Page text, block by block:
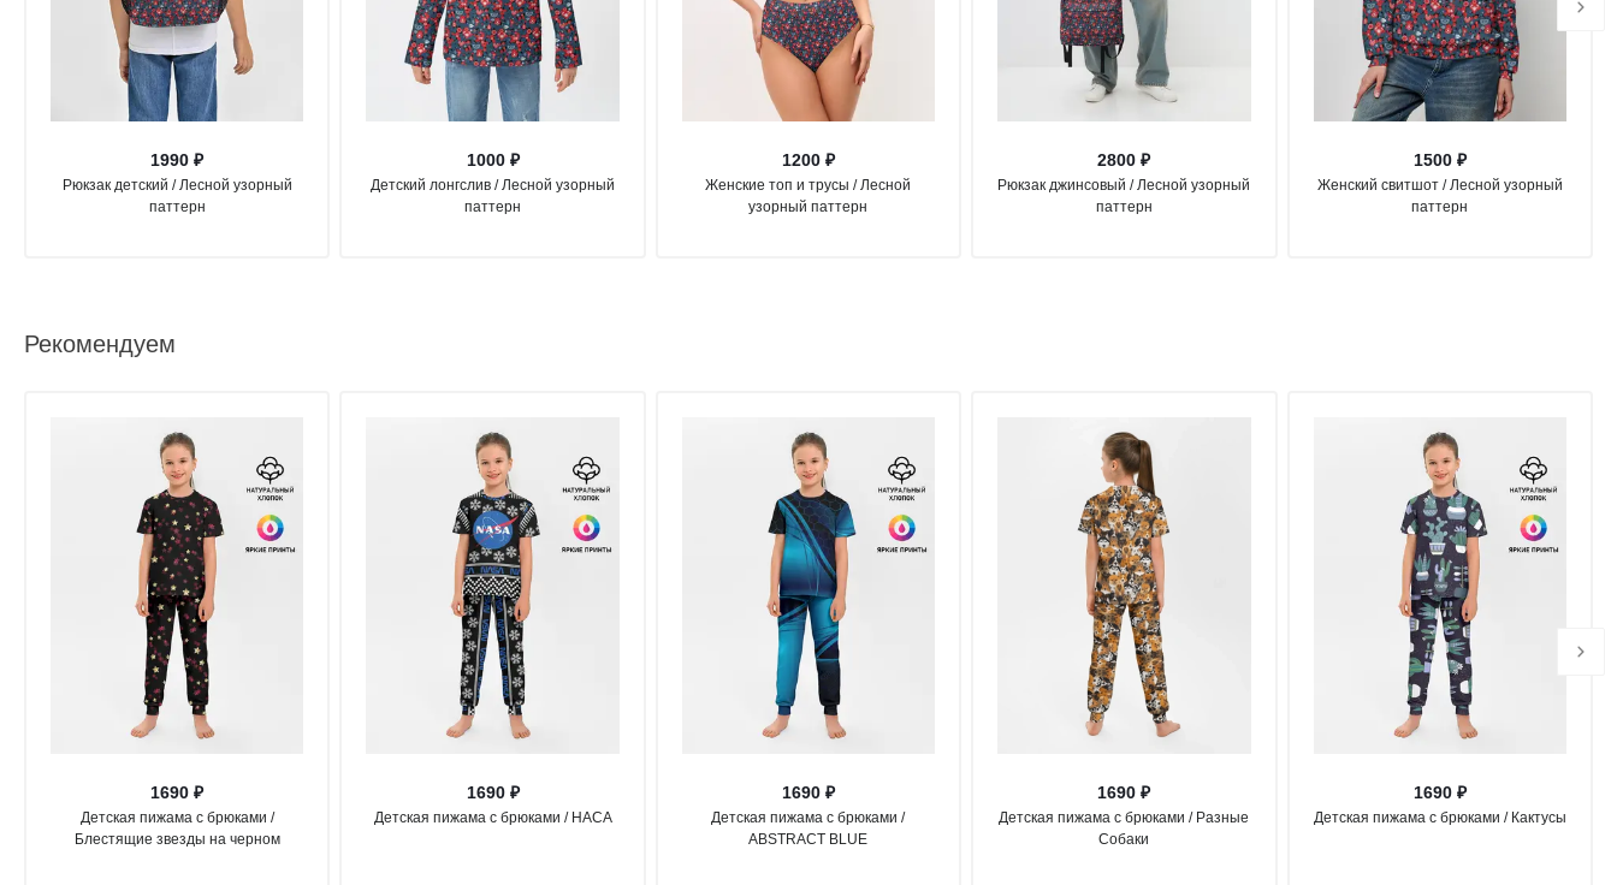
1990 ₽
Рюкзак детский / Лесной узорный
паттерн
1000 ₽
Детский лонгслив / Лесной узорный
паттерн
1200 ₽
Женские топ и трусы / Лесной
узорный паттерн
2800 ₽
Рюкзак джинсовый / Лесной узорный
паттерн
1500 ₽
Женский свитшот / Лесной узорный
паттерн
Рекомендуем
1690 ₽
Детская пижама с брюками /
Блестящие звезды на черном
1690 ₽
Детская пижама с брюками / НАСА
1690 ₽
Детская пижама с брюками /
ABSTRACT BLUE
1690 ₽
Детская пижама с брюками / Разные
Собаки
1690 ₽
Детская пижама с брюками / Кактусы